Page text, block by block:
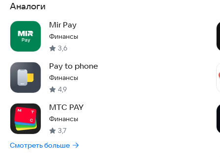
Аналоги
Mir Pay
Финансы
3,6
Pay to phone
Финансы
4,9
МТС PAY
Финансы
3,7
Смотреть больше